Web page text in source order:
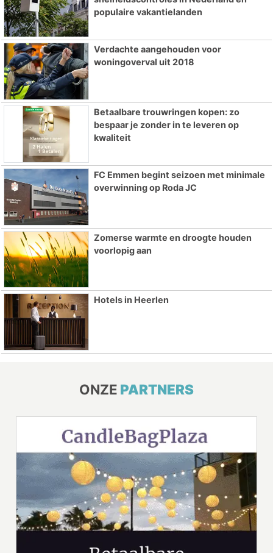
populaire vakantielanden
Verdachte aangehouden voor
woningoverval uit 2018
Betaalbare trouwringen kopen: zo
bespaar je zonder in te leveren op
kwaliteit
FC Emmen begint seizoen met minimale
overwinning op Roda JC
Zomerse warmte en droogte houden
voorlopig aan
Hotels in Heerlen
ONZE PARTNERS